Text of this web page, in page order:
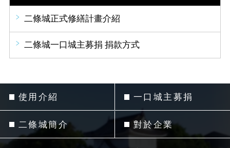
二條城正式修繕計畫介紹
二條城一口城主募捐 捐款方式
使用介紹
二條城簡介
一口城主募捐
對於企業